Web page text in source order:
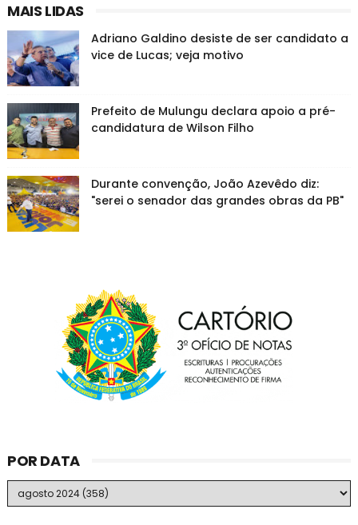
MAIS LIDAS
Adriano Galdino desiste de ser candidato a
vice de Lucas; veja motivo
Prefeito de Mulungu declara apoio a pré-
candidatura de Wilson Filho
Durante convenção, João Azevêdo diz:
"serei o senador das grandes obras da PB"
POR DATA